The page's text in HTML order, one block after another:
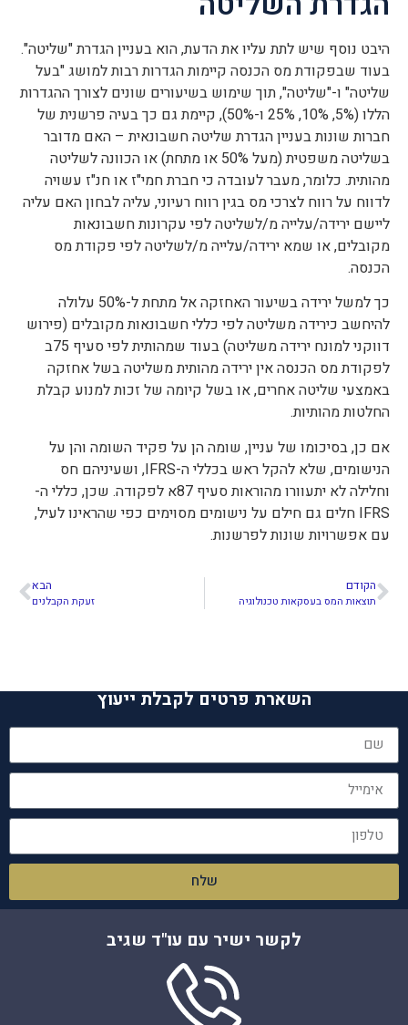
היבט נוסף שיש לתת עליו את הדעת, הוא בעניין הגדרת "שליטה".
בעוד שבפקודת מס הכנסה קיימות הגדרות רבות למושג "בעל
שליטה" ו-"שליטה", תוך שימוש בשיעורים שונים לצורך ההגדרות
הללו (5%, 10%, 25% ו-50%), קיימת גם כך בעיה פרשנית של
חברות שונות בעניין הגדרת שליטה חשבונאית – האם מדובר
בשליטה משפטית (מעל 50% או מתחת) או הכוונה לשליטה
מהותית. כלומר, מעבר לעובדה כי חברת חמי"ז או חנ"ז עשויה
לדווח על רווח לצרכי מס בגין רווח רעיוני, עליה לבחון האם עליה
ליישם ירידה/עלייה מ/לשליטה לפי עקרונות חשבונאות
מקובלים, או שמא ירידה/עלייה מ/לשליטה לפי פקודת מס
הכנסה.
כך למשל ירידה בשיעור האחזקה אל מתחת ל-50% עלולה
להיחשב כירידה משליטה לפי כללי חשבונאות מקובלים (פירוש
דווקני למונח ירידה משליטה) בעוד שמהותית לפי סעיף 75ב
לפקודת מס הכנסה אין ירידה מהותית משליטה בשל אחזקה
באמצעי שליטה אחרים, או בשל קיומה של זכות למנוע קבלת
החלטות מהותיות.
אם כן, בסיכומו של עניין, שומה הן על פקיד השומה והן על
הנישומים, שלא להקל ראש בכללי ה-IFRS, ושעיניהם חס
וחלילה לא יתעוורו מהוראות סעיף 87א לפקודה. שכן, כללי ה-
IFRS חלים גם חילם על נישומים מסוימים כפי שהראינו לעיל,
עם אפשרויות שונות לפרשנות.
הקודם
תוצאות המס בעסקאות טכנולוגיה
הבא
זעקת הקבלנים
השארת פרטים לקבלת ייעוץ
שלח
לקשר ישיר עם עו"ד שגיב